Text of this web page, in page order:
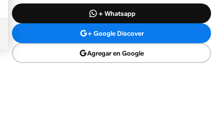
+ Whatsapp
+ Google Discover
Agregar en Google